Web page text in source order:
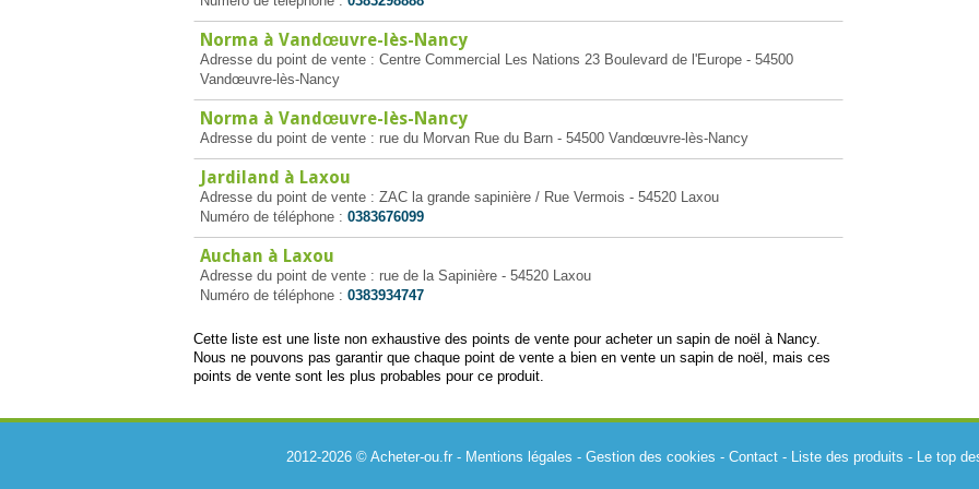
Norma à Vandœuvre-lès-Nancy
Adresse du point de vente : Centre Commercial Les Nations 23 Boulevard de l'Europe - 54500
Vandœuvre-lès-Nancy
Norma à Vandœuvre-lès-Nancy
Adresse du point de vente : rue du Morvan Rue du Barn - 54500 Vandœuvre-lès-Nancy
Jardiland à Laxou
Adresse du point de vente : ZAC la grande sapinière / Rue Vermois - 54520 Laxou
Numéro de téléphone : 0383676099
Auchan à Laxou
Adresse du point de vente : rue de la Sapinière - 54520 Laxou
Numéro de téléphone : 0383934747
Cette liste est une liste non exhaustive des points de vente pour acheter un sapin de noël à Nancy.
Nous ne pouvons pas garantir que chaque point de vente a bien en vente un sapin de noël, mais ces
points de vente sont les plus probables pour ce produit.
2012-2026 © Acheter-ou.fr - Mentions légales - Gestion des cookies - Contact- Liste des produits - Le top